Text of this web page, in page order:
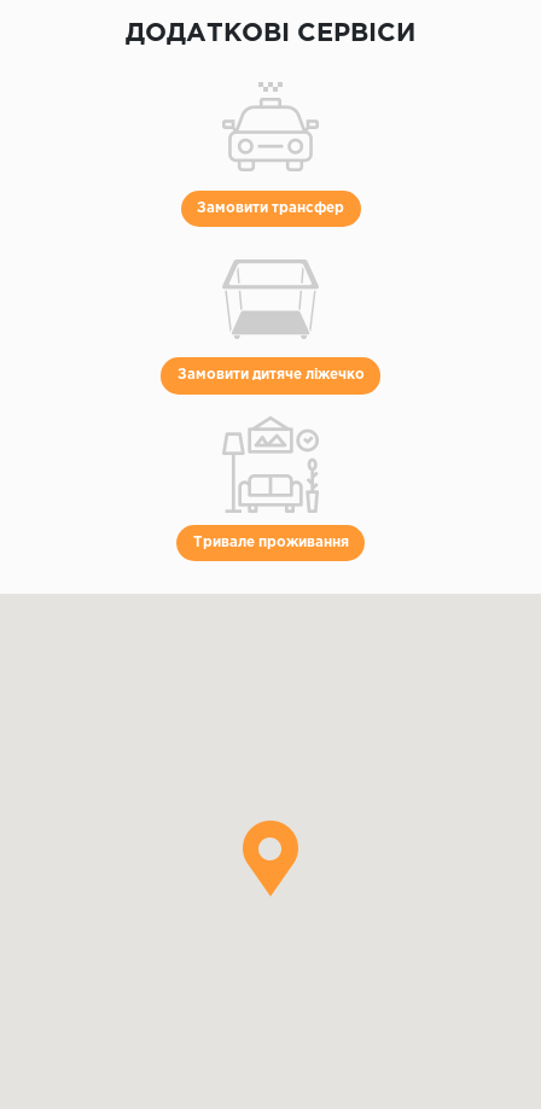
ДОДАТКОВІ СЕРВІСИ
Замовити трансфер
Замовити дитяче ліжечко
Тривале проживання